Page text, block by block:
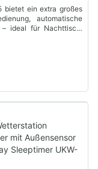
bietet ein extra großes
automatische
ideal für Nachttisch,
mit Außensensor
Sleeptimer UKW-